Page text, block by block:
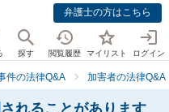
弁護士の方はこちら
探す 閲覧履歴 マイリスト ログイン
件の法律Q&A 加害者の法律Q&A
れることがあります